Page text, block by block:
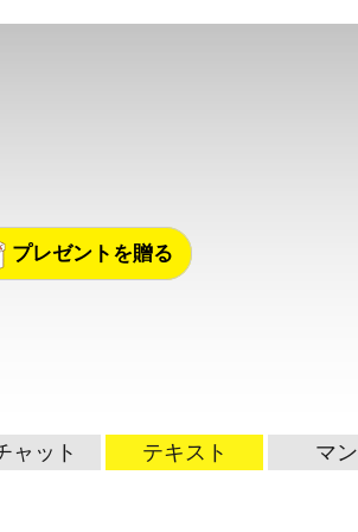
プレゼントを贈る
ャット テキスト マ